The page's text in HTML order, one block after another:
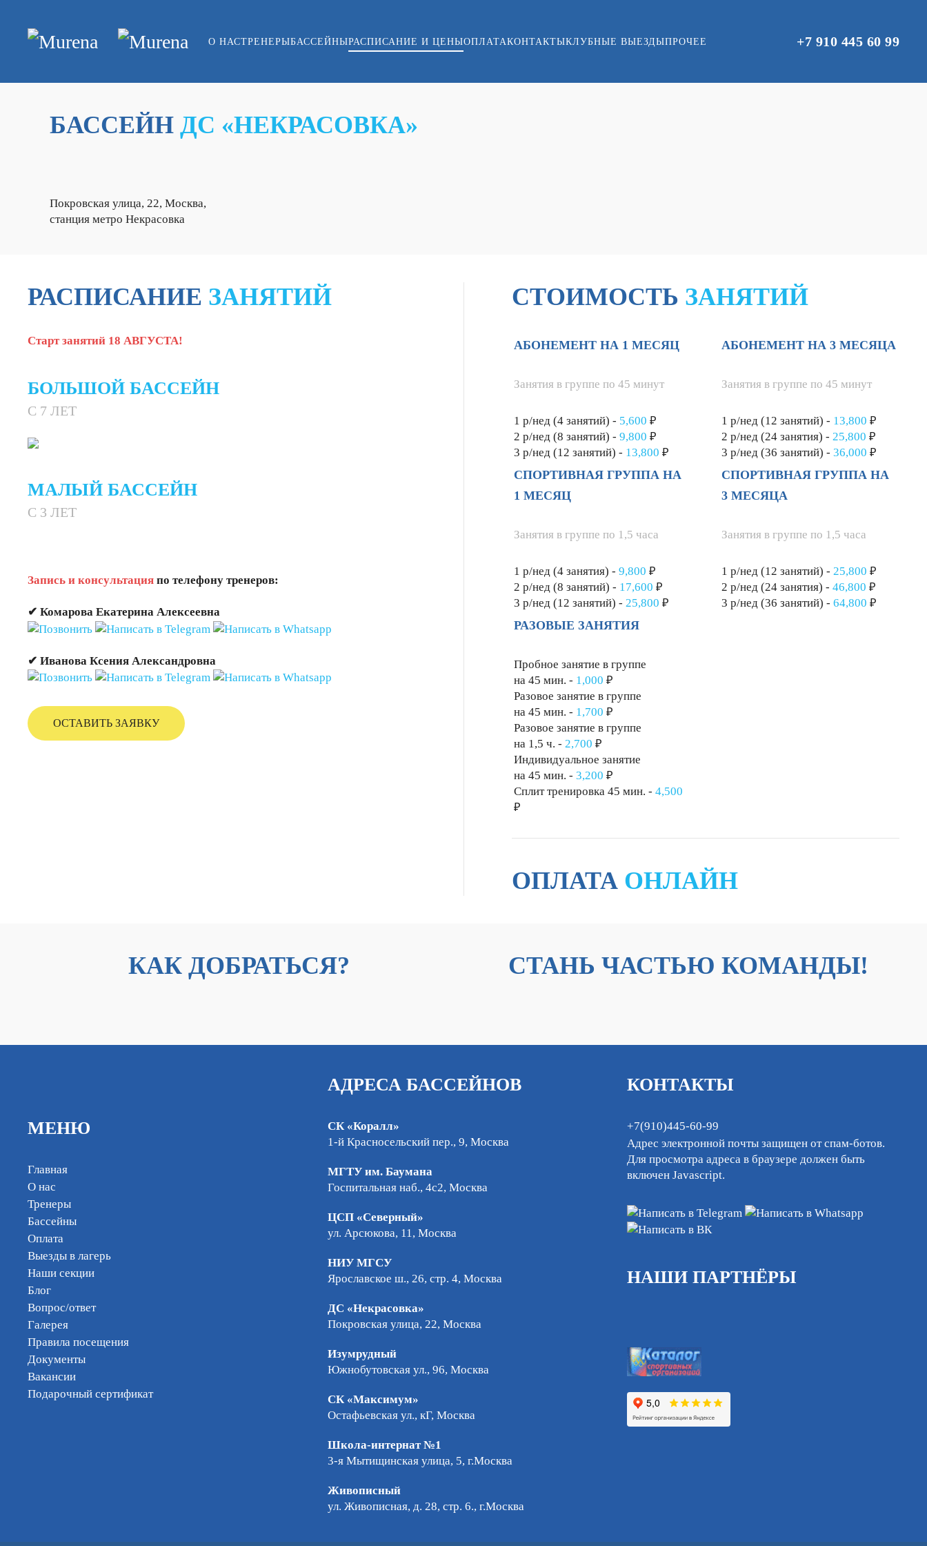
Skip to main content О НАСТРЕНЕРЫБАССЕЙНЫРАСПИСАНИЕ И ЦЕНЫОПЛАТАКОНТАКТЫКЛУБНЫЕ ВЫЕЗДЫПРОЧЕЕ +7 910 445 60 99
БАССЕЙН ДС «НЕКРАСОВКА»
Покровская улица, 22, Москва,
станция метро Некрасовка
РАСПИСАНИЕ ЗАНЯТИЙ
Старт занятий 18 АВГУСТА!
БОЛЬШОЙ БАССЕЙН
С 7 ЛЕТ
МАЛЫЙ БАССЕЙН
С 3 ЛЕТ
Запись и консультация по телефону тренеров:
✔ Комарова Екатерина Алексеевна
✔ Иванова Ксения Александровна
ОСТАВИТЬ ЗАЯВКУ
СТОИМОСТЬ ЗАНЯТИЙ
АБОНЕМЕНТ НА 1 МЕСЯЦ
Занятия в группе по 45 минут
1 р/нед (4 занятий) - 5,600 ₽
2 р/нед (8 занятий) - 9,800 ₽
3 р/нед (12 занятий) - 13,800 ₽
АБОНЕМЕНТ НА 3 МЕСЯЦА
Занятия в группе по 45 минут
1 р/нед (12 занятий) - 13,800 ₽
2 р/нед (24 занятия) - 25,800 ₽
3 р/нед (36 занятий) - 36,000 ₽
СПОРТИВНАЯ ГРУППА НА
1 МЕСЯЦ
Занятия в группе по 1,5 часа
1 р/нед (4 занятия) - 9,800 ₽
2 р/нед (8 занятий) - 17,600 ₽
3 р/нед (12 занятий) - 25,800 ₽
СПОРТИВНАЯ ГРУППА НА
3 МЕСЯЦА
Занятия в группе по 1,5 часа
1 р/нед (12 занятий) - 25,800 ₽
2 р/нед (24 занятия) - 46,800 ₽
3 р/нед (36 занятий) - 64,800 ₽
РАЗОВЫЕ ЗАНЯТИЯ
Пробное занятие в группе
на 45 мин. - 1,000 ₽
Разовое занятие в группе
на 45 мин. - 1,700 ₽
Разовое занятие в группе
на 1,5 ч. - 2,700 ₽
Индивидуальное занятие
на 45 мин. - 3,200 ₽
Сплит тренировка 45 мин. - 4,500
₽
ОПЛАТА ОНЛАЙН
КАК ДОБРАТЬСЯ? СТАНЬ ЧАСТЬЮ КОМАНДЫ!
МЕНЮ
Главная
О нас
Тренеры
Бассейны
Оплата
Выезды в лагерь
Наши секции
Блог
Вопрос/ответ
Галерея
Правила посещения
Документы
Вакансии
Подарочный сертификат
АДРЕСА БАССЕЙНОВ
СК «Коралл»
1-й Красносельский пер., 9, Москва
МГТУ им. Баумана
Госпитальная наб., 4с2, Москва
ЦСП «Северный»
ул. Арсюкова, 11, Москва
НИУ МГСУ
Ярославское ш., 26, стр. 4, Москва
ДС «Некрасовка»
Покровская улица, 22, Москва
Изумрудный
Южнобутовская ул., 96, Москва
СК «Максимум»
Остафьевская ул., кГ, Москва
Школа-интернат №1
3-я Мытищинская улица, 5, г.Москва
Живописный
ул. Живописная, д. 28, стр. 6., г.Москва
КОНТАКТЫ
+7(910)445-60-99
Адрес электронной почты защищен от спам-ботов.
Для просмотра адреса в браузере должен быть
включен Javascript.
НАШИ ПАРТНЁРЫ